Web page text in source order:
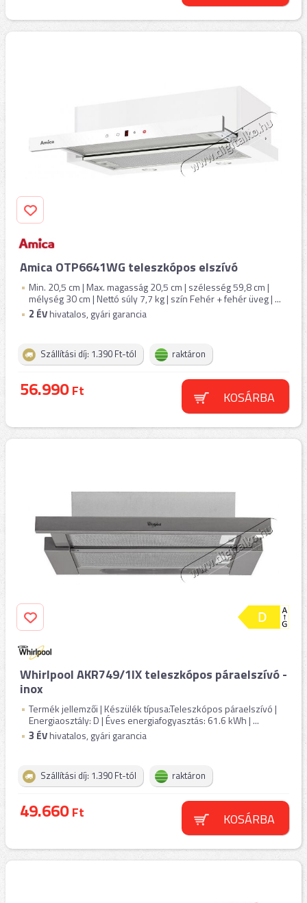
Amica OTP6641WG teleszkópos elszívó
Min. 20,5 cm | Max. magasság 20,5 cm | szélesség 59,8 cm |
mélység 30 cm | Nettó súly 7,7 kg | szín Fehér + fehér üveg | ...
2 ÉVhivatalos, gyári garancia
Szállítási díj: 1.390 Ft-tól raktáron
56.990Ft KOSÁRBA
Whirlpool AKR749/1IX teleszkópos páraelszívó -
inox
Termék jellemzői | Készülék típusa:Teleszkópos páraelszívó |
Energiaosztály: D | Éves energiafogyasztás: 61.6 kWh | ...
3 ÉVhivatalos, gyári garancia
Szállítási díj: 1.390 Ft-tól raktáron
49.660Ft KOSÁRBA